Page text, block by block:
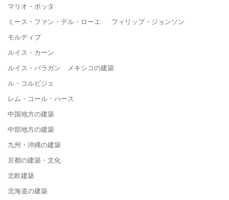
マリオ・ボッタ
ミース・ファン・デル・ローエ フィリップ・ジョンソン
モルディブ
ルイス・カーン
ルイス・バラガン メキシコの建築
ル・コルビジェ
レム・コール・ハース
中国地方の建築
中部地方の建築
九州・沖縄の建築
京都の建築・文化
北欧建築
北海道の建築